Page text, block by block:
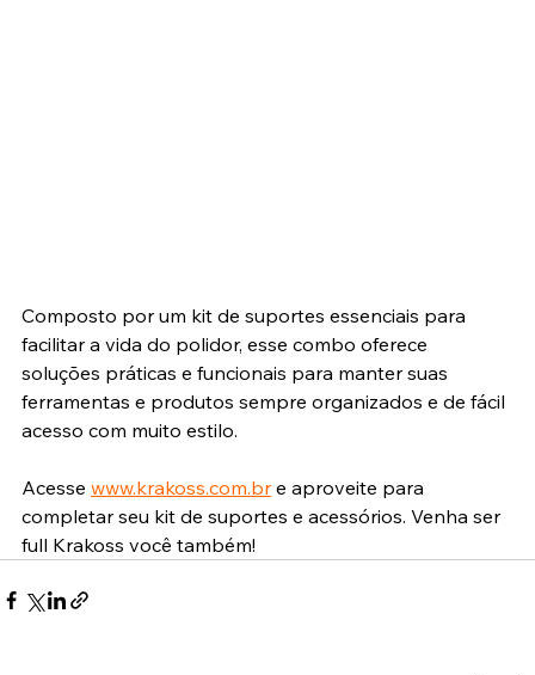
Composto por um kit de suportes essenciais para
facilitar a vida do polidor, esse combo oferece
soluções práticas e funcionais para manter suas
ferramentas e produtos sempre organizados e de fácil
acesso com muito estilo.
Acesse www.krakoss.com.br e aproveite para
completar seu kit de suportes e acessórios. Venha ser
full Krakoss você também!